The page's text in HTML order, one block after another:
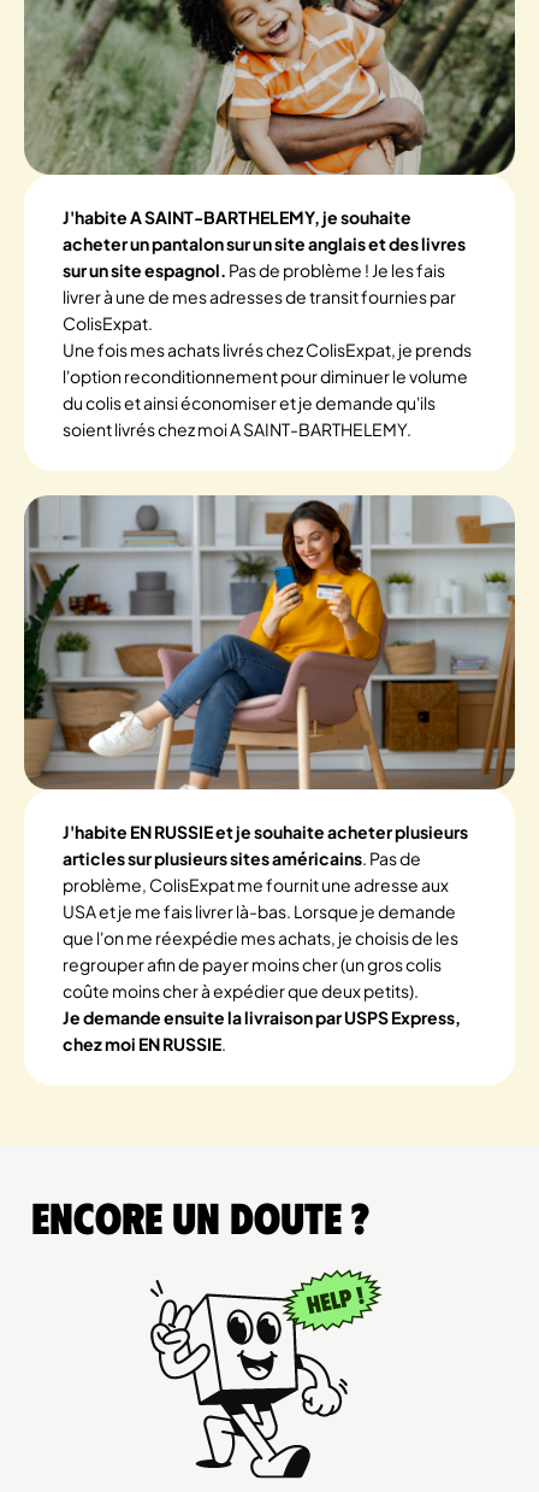
J'habite A SAINT-BARTHELEMY, je souhaite
acheter un pantalon sur un site anglais et des livres
sur un site espagnol. Pas de problème ! Je les fais
livrer à une de mes adresses de transit fournies par
ColisExpat.
Une fois mes achats livrés chez ColisExpat, je prends
l'option reconditionnement pour diminuer le volume
du colis et ainsi économiser et je demande qu'ils
soient livrés chez moi A SAINT-BARTHELEMY.
J'habite EN RUSSIE et je souhaite acheter plusieurs
articles sur plusieurs sites américains. Pas de
problème, ColisExpat me fournit une adresse aux
USA et je me fais livrer là-bas. Lorsque je demande
que l'on me réexpédie mes achats, je choisis de les
regrouper afin de payer moins cher (un gros colis
coûte moins cher à expédier que deux petits).
Je demande ensuite la livraison par USPS Express,
chez moi EN RUSSIE.
Encore un doute ?